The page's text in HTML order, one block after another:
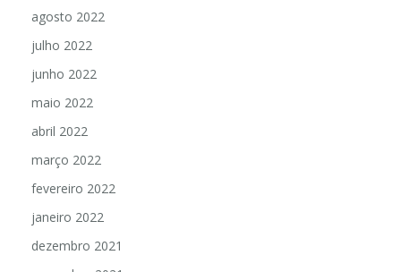
agosto 2022
julho 2022
junho 2022
maio 2022
abril 2022
março 2022
fevereiro 2022
janeiro 2022
dezembro 2021